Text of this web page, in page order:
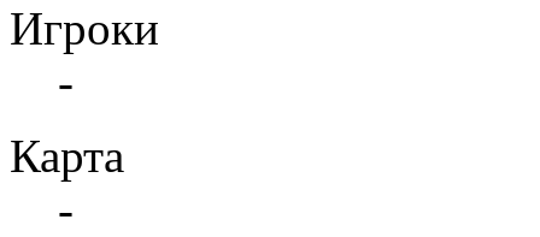
Игроки
-
Карта
-